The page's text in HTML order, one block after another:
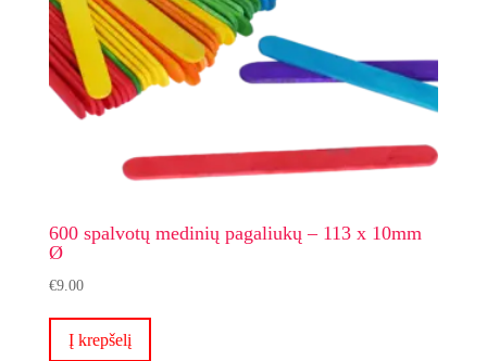
600 spalvotų medinių pagaliukų – 113 x 10mm
Ø
€9.00
Į krepšelį